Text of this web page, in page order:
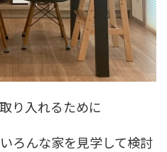
り入れるために
ろんな家を見学して検討